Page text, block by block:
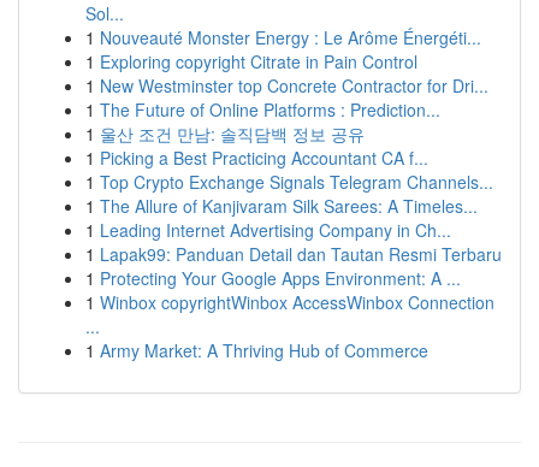
Sol...
1 Nouveauté Monster Energy : Le Arôme Énergéti...
1 Exploring copyright Citrate in Pain Control
1 New Westminster top Concrete Contractor for Dri...
1 The Future of Online Platforms : Prediction...
1 울산 조건 만남: 솔직담백 정보 공유
1 Picking a Best Practicing Accountant CA f...
1 Top Crypto Exchange Signals Telegram Channels...
1 The Allure of Kanjivaram Silk Sarees: A Timeles...
1 Leading Internet Advertising Company in Ch...
1 Lapak99: Panduan Detail dan Tautan Resmi Terbaru
1 Protecting Your Google Apps Environment: A ...
1 Winbox copyrightWinbox AccessWinbox Connection
...
1 Army Market: A Thriving Hub of Commerce